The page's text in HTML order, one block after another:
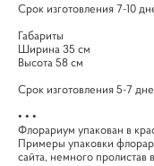
Срок изготовления 7-10
Габариты
Ширина 35 см
Высота 58 см
Срок изготовления 5-7
• • •
Флорариум упакован в
Примеры упаковки
сайта, немного